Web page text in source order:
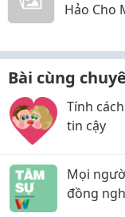
Hảo Cho
Bài cùng
Tính
tin cậy
Mọi
đồng